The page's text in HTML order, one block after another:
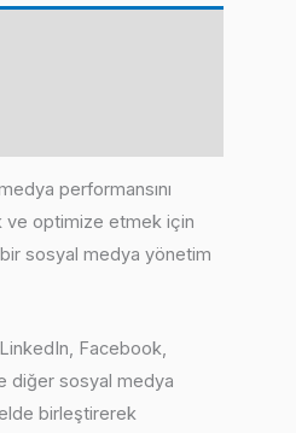
performansını
ve optimize etmek için
sosyal medya yönetim
Facebook,
diğer sosyal medya
birleştirerek